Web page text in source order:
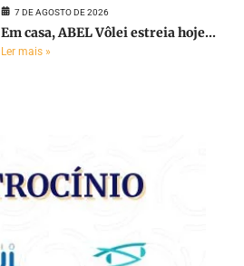
7 DE AGOSTO DE 2026
Em casa, ABEL Vôlei estreia hoje...
Ler mais »